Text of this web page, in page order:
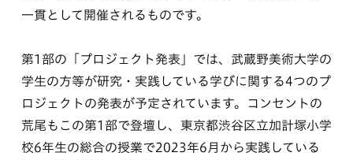
一貫として開催されるものです。
第1部の「プロジェクト発表」では、武蔵野美術大学の
学生の方等が研究・実践している学びに関する4つのプ
ロジェクトの発表が予定されています。コンセントの
荒尾もこの第1部で登壇し、東京都渋谷区立加計塚小学
校6年生の総合の授業で2023年6月から実践している